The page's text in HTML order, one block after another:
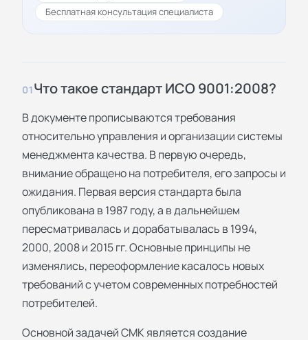
Бесплатная консультация специалиста
01Что такое стандарт ИСО 9001:2008?
В документе прописываются требования
относительно управления и организации системы
менеджмента качества. В первую очередь,
внимание обращено на потребителя, его запросы и
ожидания. Первая версия стандарта была
опубликована в 1987 году, а в дальнейшем
пересматривалась и дорабатывалась в 1994,
2000, 2008 и 2015 гг. Основные принципы не
изменялись, переоформление касалось новых
требований с учетом современных потребностей
потребителей.
Основной задачей СМК является создание